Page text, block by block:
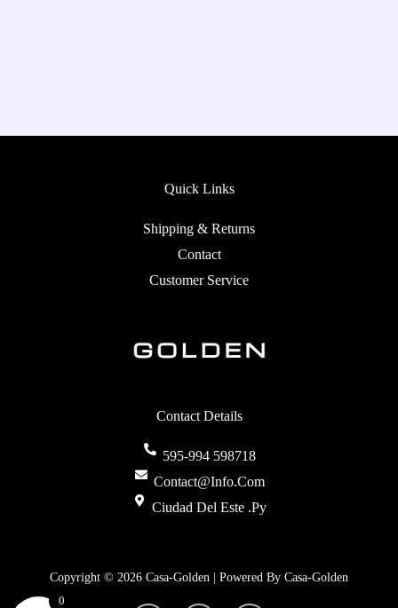
Contact Details
595-994 598718
Contact@info.com
Ciudad Del Este .py
Quick Links
Shipping & Returns
Contact
Customer Service
Copyright © 2026 Casa-Golden | Powered By Casa-Golden
0